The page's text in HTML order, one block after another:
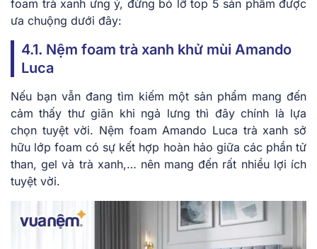
foam trà xanh ưng ý, đừng bỏ lỡ top 5 sản phẩm được
ưa chuộng dưới đây:
4.1. Nệm foam trà xanh khử mùi Amando
Luca
Nếu bạn vẫn đang tìm kiếm một sản phẩm mang đến
cảm thấy thư giãn khi ngả lưng thì đây chính là lựa
chọn tuyệt vời. Nệm foam Amando Luca trà xanh sở
hữu lớp foam có sự kết hợp hoàn hảo giữa các phần tử
than, gel và trà xanh,… nên mang đến rất nhiều lợi ích
tuyệt vời.